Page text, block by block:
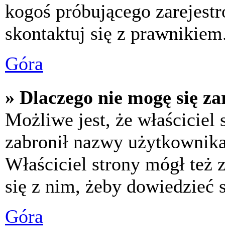
kogoś próbującego
skontaktuj się z
Góra
» Dlaczego nie mogę się
Możliwe jest, że właściciel
zabronił nazwy
Właściciel strony mógł
się z nim, żeby dowiedzieć
Góra